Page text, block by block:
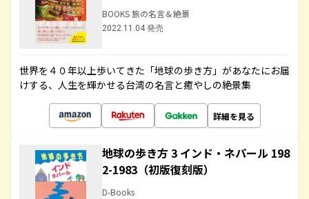
BOOKS 旅の名言＆絶景
2022.11.04 発売
世界を４０年以上歩いてきた「地球の歩き方」があなたにお届
けする、人生を輝かせる台湾の名言と癒やしの絶景集
詳細を見る
地球の歩き方 3 インド・ネパール 198
2-1983（初版復刻版）
D-Books